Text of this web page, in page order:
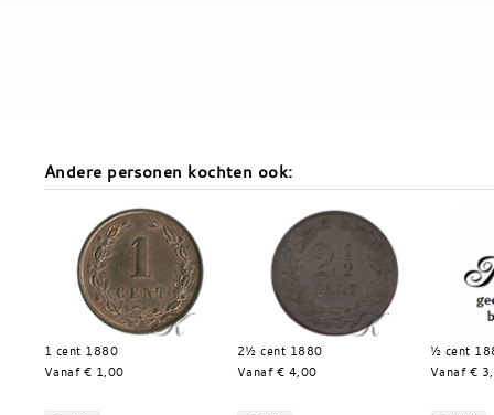
Andere personen kochten ook:
1 cent 1880
Vanaf € 1,00
2½ cent 1880
Vanaf € 4,00
½ cent
Vanaf €